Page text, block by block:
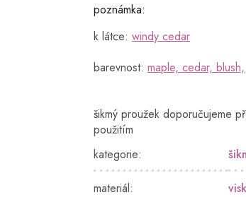
poznámka:
k látce: windy cedar
barevnost: maple, cedar, blush,
šikmý proužek doporučujeme
použitím
kategorie:
materiál: